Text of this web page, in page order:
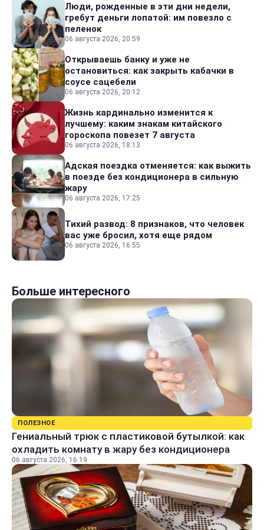
Люди, рожденные в эти дни недели,
гребут деньги лопатой: им повезло с
пеленок
06 августа 2026, 20:59
Открываешь банку и уже не
остановиться: как закрыть кабачки в
соусе сацебели
06 августа 2026, 20:12
Жизнь кардинально изменится к
лучшему: каким знакам китайского
гороскопа повезет 7 августа
06 августа 2026, 18:13
Адская поездка отменяется: как выжить
в поезде без кондиционера в сильную
жару
06 августа 2026, 17:25
Тихий развод: 8 признаков, что человек
вас уже бросил, хотя еще рядом
06 августа 2026, 16:55
Больше интересного
ПОЛЕЗНОЕ
Гениальный трюк с пластиковой бутылкой: как
охладить комнату в жару без кондиционера
06 августа 2026, 16:19